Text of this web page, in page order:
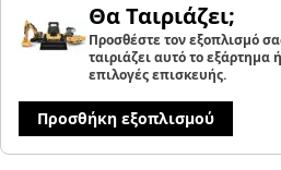
Θα Ταιριάζει;
Προσθέστε τον εξοπλισμό
ταιριάζει αυτό το
επιλογές επισκευής.
Προσθήκη εξοπλισμού